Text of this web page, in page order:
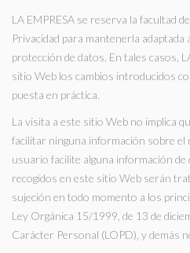
LA EMPRESA se reserva la facultad
Privacidad para mantenerla adaptada
protección de datos. En tales casos,
sitio Web los cambios introducidos
puesta en práctica.
La visita a este sitio Web no implica
facilitar ninguna información sobre el
usuario facilite alguna información
recogidos en este sitio Web serán
sujeción en todo momento a los
Ley Orgánica 15/1999, de 13 de
Carácter Personal (LOPD), y demás